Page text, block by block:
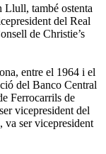
Llull, també ostenta
del Real
de Christie’s
entre el 1964 i el
del Banco Central
Ferrocarrils de
vicepresident del
va ser vicepresident